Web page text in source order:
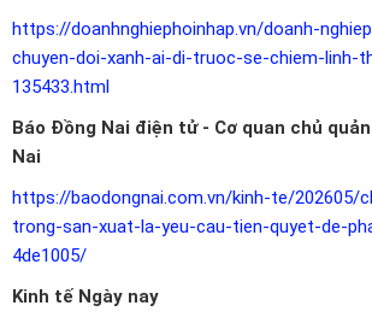
https://doanhnghiephoinhap.vn/doanh-
chuyen-doi-xanh-ai-di-truoc-se-chiem-linh-
135433.html
Báo Đồng Nai điện tử - Cơ quan chủ
Nai
https://baodongnai.com.vn/kinh-te/202605/
trong-san-xuat-la-yeu-cau-tien-quyet-de-
4de1005/
Kinh tế Ngày nay